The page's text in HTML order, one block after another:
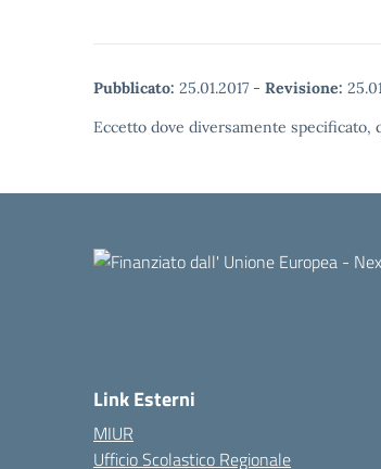
Pubblicato: 25.01.2017 - Revisione:
Eccetto dove diversamente
Link Esterni
MIUR
Ufficio Scolastico Regionale